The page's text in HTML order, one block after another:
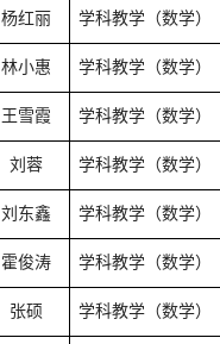
杨红丽 学科教学（数学）
林小惠 学科教学（数学）
王雪霞 学科教学（数学）
刘蓉 学科教学（数学）
刘东鑫 学科教学（数学）
霍俊涛 学科教学（数学）
张硕 学科教学（数学）